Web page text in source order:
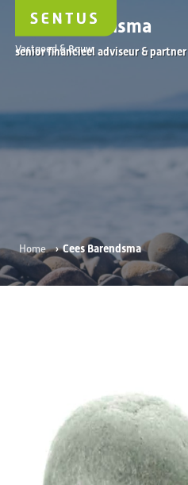
Vastgoed & Bouw
Cees Barendsma
senior financieel adviseur & partner
Home ›Cees Barendsma